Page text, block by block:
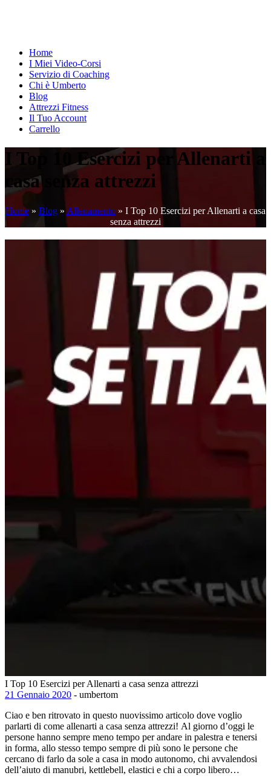
Home
I Miei Video-Corsi
Servizio di Coaching
Chi è Umberto
Blog
Attrezzi Fitness
Il Tuo Account
Carrello
I Top 10 Esercizi per Allenarti a
casa senza attrezzi
Home » Blog » Allenamento » I Top 10 Esercizi per Allenarti a casa
senza attrezzi
I Top 10 Esercizi per Allenarti a casa senza attrezzi
21 Gennaio 2020 - umbertom
Ciao e ben ritrovato in questo nuovissimo articolo dove voglio
parlarti di come allenarti a casa senza attrezzi! Al giorno d’oggi le
persone hanno sempre meno tempo per andare in palestra e tenersi
in forma, allo stesso tempo sempre di più sono le persone che
cercano di farlo da sole a casa in modo autonomo, chi avvalendosi
dell’aiuto di manubri, kettlebell, elastici e chi a corpo libero…